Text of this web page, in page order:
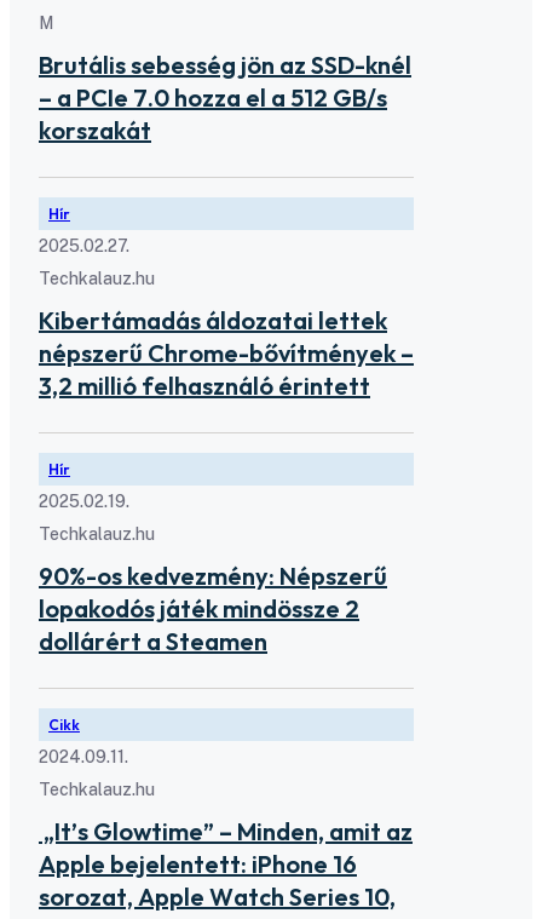
M
Brutális sebesség jön az SSD-knél
– a PCIe 7.0 hozza el a 512 GB/s
korszakát
Hír
2025.02.27.
Techkalauz.hu
Kibertámadás áldozatai lettek
népszerű Chrome-bővítmények –
3,2 millió felhasználó érintett
Hír
2025.02.19.
Techkalauz.hu
90%-os kedvezmény: Népszerű
lopakodós játék mindössze 2
dollárért a Steamen
Cikk
2024.09.11.
Techkalauz.hu
„It’s Glowtime” – Minden, amit az
Apple bejelentett: iPhone 16
sorozat, Apple Watch Series 10,